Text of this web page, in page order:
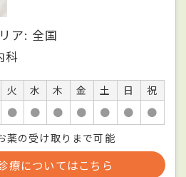
ア: 全国
科
火 水 木 金 土 日
祝
● ● ● ● ● ●
●
薬の受け取りまで可能
療についてはこちら